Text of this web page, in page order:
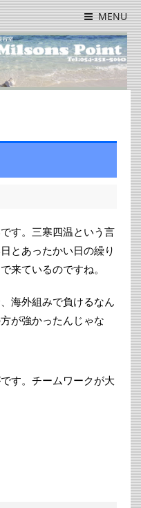
MENU
す。三寒四温という言
とあったかい日の繰り
来ているのですね。
海外組みで負けるなん
が強かったんじゃな
す。チームワークが大